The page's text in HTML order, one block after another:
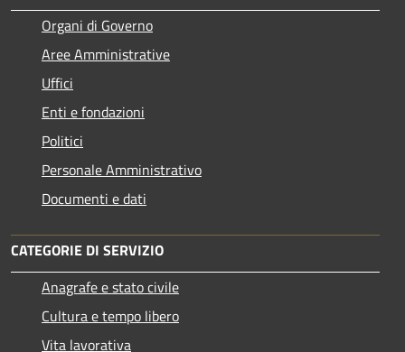
Organi di Governo
Aree Amministrative
Uffici
Enti e fondazioni
Politici
Personale Amministrativo
Documenti e dati
CATEGORIE DI SERVIZIO
Anagrafe e stato civile
Cultura e tempo libero
Vita lavorativa